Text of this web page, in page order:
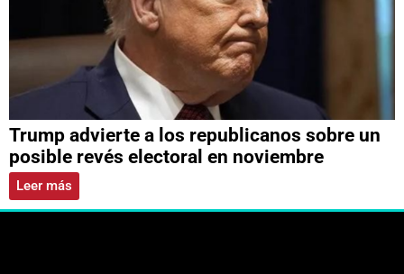
Trump advierte a los republicanos sobre un
posible revés electoral en noviembre
Leer más